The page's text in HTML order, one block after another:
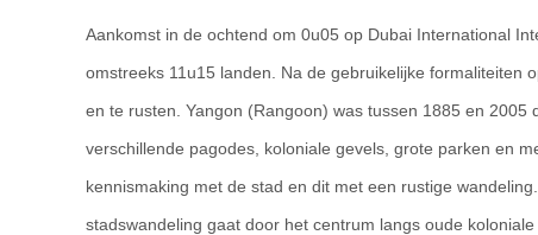
Aankomst in de ochtend om 0u05 op Dubai International
omstreeks 11u15 landen. Na de gebruikelijke formaliteiten
en te rusten. Yangon (Rangoon) was tussen 1885 en
verschillende pagodes, koloniale gevels, grote parken en
kennismaking met de stad en dit met een rustige
stadswandeling gaat door het centrum langs oude